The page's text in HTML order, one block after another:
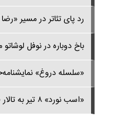
رد پای تئاتر در مسیر
باخ دوباره در نوفل لوشاتو
«سلسله دروغ»
«اسب نورد» ۸ تیر به تالار قشقایی می رسد